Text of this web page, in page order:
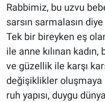
Rabbimiz, bu uzvu
sarsın sarmalasın
Tek bir bireyken eş
ile anne kılınan
ve güzellik ile karşı
değişiklikler oluşmaya
ruh yapısı, duygu